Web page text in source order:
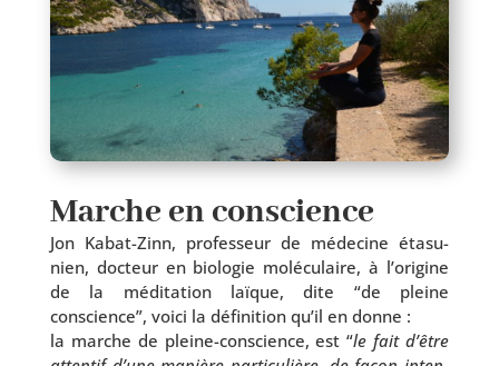
Marche en conscience
Jon Kabat-Zinn, pro­fes­seur de méde­cine éta­su­
nien, doc­teur en bio­lo­gie molé­cu­laire, à l’o­ri­gine
de la médi­ta­tion laïque, dite “de pleine
conscience”, voi­ci la défi­ni­tion qu’il en donne :
la marche de pleine-conscience, est “le fait d’être